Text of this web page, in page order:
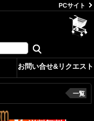
PCサイト
お問い合せ&リクエスト
一覧